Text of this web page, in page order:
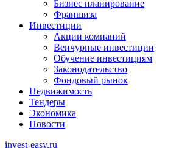
Бизнес планирование
Франшиза
Инвестиции
Акции компаний
Венчурные инвестиции
Обучение инвестициям
Законодательство
Фондовый рынок
Недвижимость
Тендеры
Экономика
Новости
invest-easy.ru